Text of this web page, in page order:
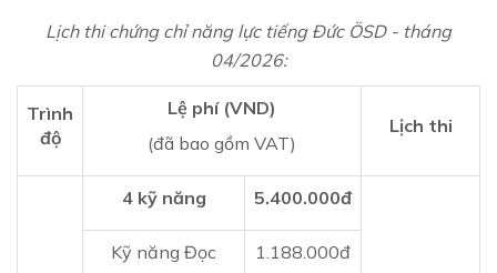
Lịch thi chứng chỉ năng lực tiếng Đức ÖSD - tháng
04/2026:
Trình
độ
Lệ phí (VND)
(đã bao gồm VAT)
Lịch thi
4 kỹ năng 5.400.000đ
Kỹ năng Đọc 1.188.000đ